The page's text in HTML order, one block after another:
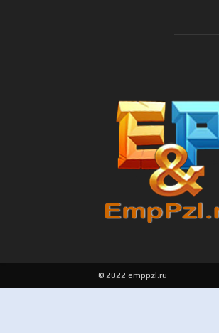
© 2022 emppzl.ru